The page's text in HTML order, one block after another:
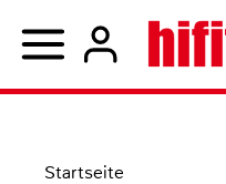
Startseite